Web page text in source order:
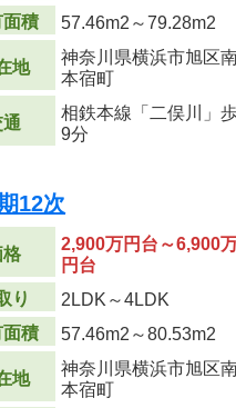
積
57.46m2 ～79.28m2
地
神奈川県横浜市旭区
本宿町
相鉄本線「二俣川」
9分
12次
格
2,900万円台～6,900
円台
り
2LDK～4LDK
積
57.46m2 ～80.53m2
地
神奈川県横浜市旭区
本宿町